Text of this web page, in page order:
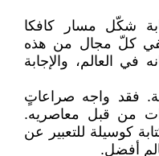
شكّل مسار كافكا
كلّ مجال من هذه
في العالم، والإجابة
فقد واجه صراعاتٍ
من قبل معاصريه.
كوسيلة للتعبير عن
أفضل.